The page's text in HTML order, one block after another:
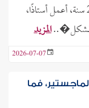
السلام عليكم ورحمة الله وبركاته. أنا شاب عمري 26 سنة، أعمل أستاذًا،
المزيد
2026-07-07
فما